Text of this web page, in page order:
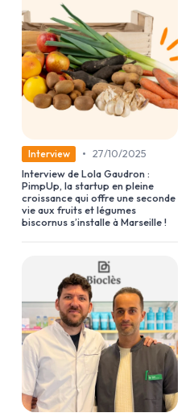
Interview • 27/10/2025
Interview de Lola Gaudron :
PimpUp, la startup en pleine
croissance qui offre une seconde
vie aux fruits et légumes
biscornus s’installe à Marseille !